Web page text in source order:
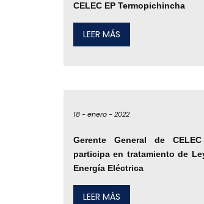
CELEC EP Termopichincha
LEER MÁS
18 -enero -2022
Gerente General de
participa en tratamiento de
Energía Eléctrica
LEER MÁS